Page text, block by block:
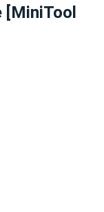
[MiniTool